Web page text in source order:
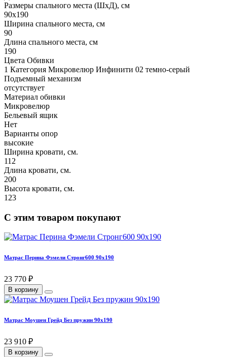
Размеры спального места (ШхД), см
90х190
Ширина спального места, см
90
Длина спального места, см
190
Цвета Обивки
1 Категория Микровелюр Инфинити 02 темно-серый
Подъемный механизм
отсутствует
Материал обивки
Микровелюр
Бельевый ящик
Нет
Варианты опор
высокие
Ширина кровати, см.
112
Длина кровати, см.
200
Высота кровати, см.
123
С этим товаром покупают
Матрас Перина Фэмели Стронг600 90х190
23 770 ₽
В корзину
Матрас Моушен Грейд Без пружин 90х190
23 910 ₽
В корзину